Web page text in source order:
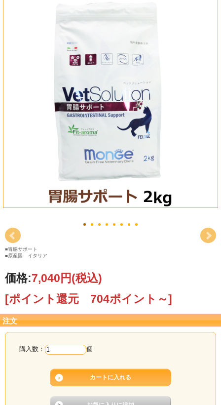
■胃腸サポート
■原産国 イタリア
価格:7,040円(税込)
[ポイント還元 704ポイント～]
注文
購入数： 個